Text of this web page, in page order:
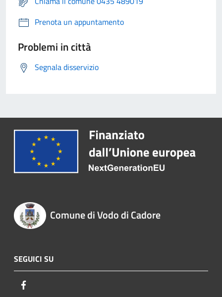
Prenota un appuntamento
Problemi in città
Segnala disservizio
Comune di Vodo di Cadore
SEGUICI SU